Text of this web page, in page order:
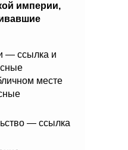
империи,
— ссылка и
месте
— ссылка